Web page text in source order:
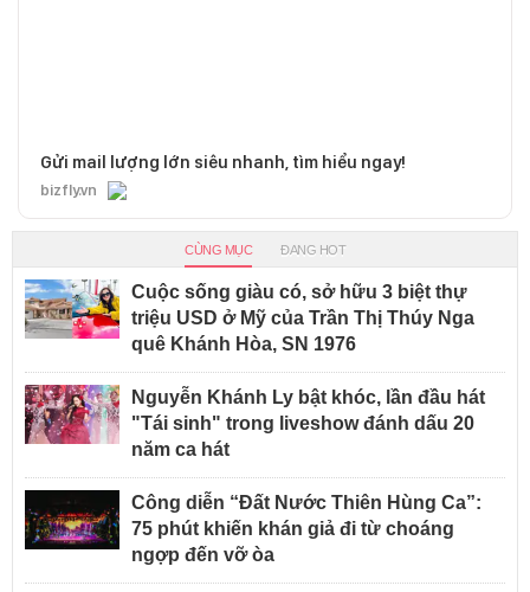
Gửi mail lượng lớn siêu nhanh, tìm hiểu ngay!
bizfly.vn
CÙNG MỤC ĐANG HOT
Cuộc sống giàu có, sở hữu 3 biệt thự
triệu USD ở Mỹ của Trần Thị Thúy Nga
quê Khánh Hòa, SN 1976
Nguyễn Khánh Ly bật khóc, lần đầu hát
"Tái sinh" trong liveshow đánh dấu 20
năm ca hát
Công diễn “Đất Nước Thiên Hùng Ca”:
75 phút khiến khán giả đi từ choáng
ngợp đến vỡ òa